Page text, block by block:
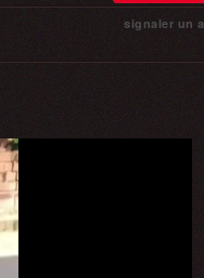
signaler un